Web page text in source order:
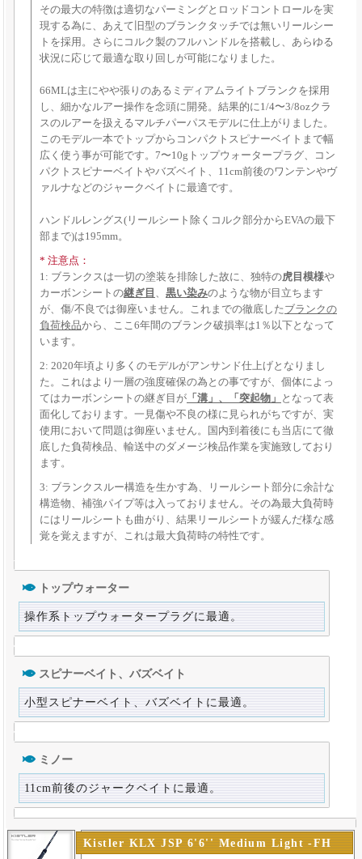
その最大の特徴は適切なパーミングとロッドコントロールを実
現する為に、あえて旧型のブランクタッチでは無いリールシー
トを採用。さらにコルク製のフルハンドルを搭載し、あらゆる
状況に応じて最適な取り回しが可能になりました。
66MLは主にやや張りのあるミディアムライトブランクを採用
し、細かなルアー操作を念頭に開発。結果的に1/4〜3/8ozクラ
スのルアーを扱えるマルチパーパスモデルに仕上がりました。
このモデル一本でトップからコンパクトスピナーベイトまで幅
広く使う事が可能です。7〜10gトップウォータープラグ、コン
パクトスピナーベイトやバズベイト、11cm前後のワンテンやヴ
ァルナなどのジャークベイトに最適です。
ハンドルレングス(リールシート除くコルク部分からEVAの最下
部まで)は195mm。
* 注意点：
1: ブランクスは一切の塗装を排除した故に、独特の虎目模様や
カーボンシートの継ぎ目 黒い染みのような物が目立ちます
が、傷/不良では御座いません。これまでの徹底したブランクの
負荷検品から、ここ6年間のブランク破損率は1％以下となって
います。
2: 2020年頃より多くのモデルがアンサンド仕上げとなりまし
た。これはより一層の強度確保の為との事ですが、個体によっ
てはカーボンシートの継ぎ目が 「溝」、「突起物」 となって表
面化しております。一見傷や不良の様に見られがちですが、実
使用において問題は御座いません。国内到着後にも当店にて徹
底した負荷検品、輸送中のダメージ検品作業を実施致しており
ます。
3: ブランクスルー構造を生かす為、リールシート部分に余計な
構造物、補強パイプ等は入っておりません。その為最大負荷時
にはリールシートも曲がり、結果リールシートが緩んだ様な感
覚を覚えますが、これは最大負荷時の特性です。
トップウォーター
操作系トップウォータープラグに最適。
スピナーベイト、バズベイト
小型スピナーベイト、バズベイトに最適。
ミノー
11cm前後のジャークベイトに最適。
Kistler KLX JSP 6'6'' Medium Light -FH